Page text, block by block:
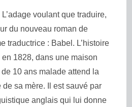
voulant que traduire,
du nouveau roman de
traductrice : Babel. L’histoire
1828, dans une maison
10 ans malade attend la
de sa mère. Il est sauvé par
anglais qui lui donne